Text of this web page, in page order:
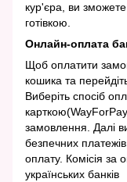
кур'єра, ви
готівкою.
Онлайн-оплата
Щоб оплатити
кошика та
Виберіть спосіб
замовлення. Далі
безпечних
оплату. Комісія за
українських банків